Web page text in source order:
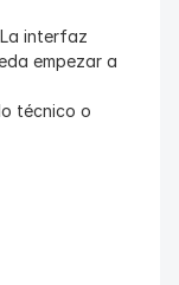
La interfaz
empezar a
técnico o